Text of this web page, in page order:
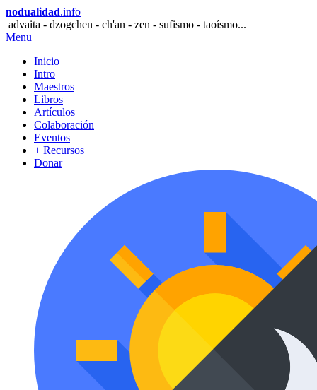
nodualidad.info
advaita - dzogchen - ch'an - zen - sufismo - taoísmo...
Menu
Inicio
Intro
Maestros
Libros
Artículos
Colaboración
Eventos
+ Recursos
Donar